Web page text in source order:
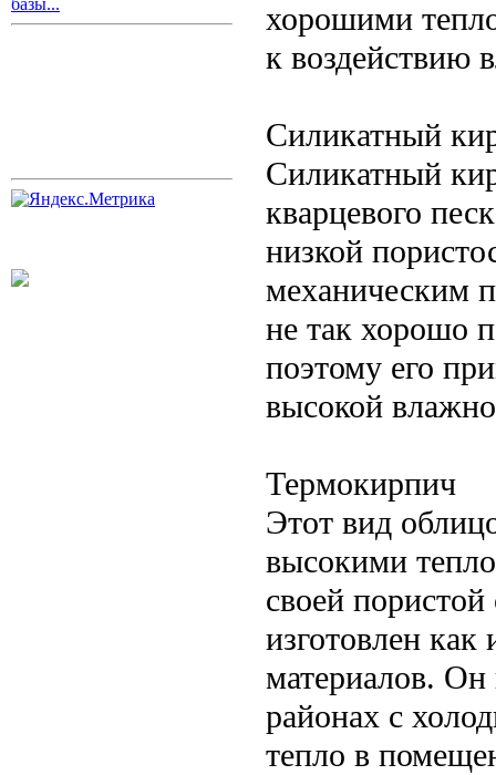
базы...
хорошими
к воздействию
Силикатный
Силикатный
кварцевого
низкой
механическим
не так хорошо
поэтому его
высокой
Термокирпич
Этот вид
высокими
своей
изготовлен
материалов. Он
районах с
тепло в